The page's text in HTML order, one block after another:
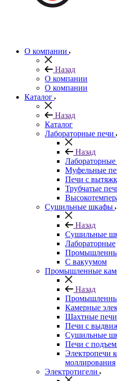
О компании
Назад
О компании
О компании
Каталог
Назад
Каталог
Лабораторные печи
Назад
Лабораторные
Муфельные
Печи с
Трубчатые
Сушильные шкафы
Назад
Сушильные
Лабораторные
С вакуумом
Промышленные
Назад
Камерные
Шахтные печи
Печи с
Сушильные
Печи с
Электропечи
моллирования
Электротигели